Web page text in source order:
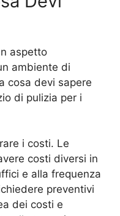
aspetto
ambiente di
cosa devi sapere
di pulizia per i
i costi. Le
costi diversi in
e alla frequenza
preventivi
dei costi e